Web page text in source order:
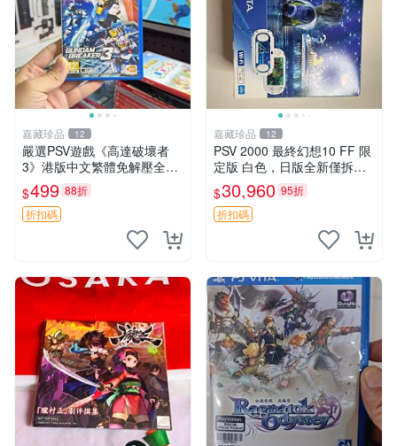
嘉藏珍品 12
嚴選PSV遊戲《高達破壞者
3》港版中文繁體免解壓全Do
wnload 高達 破壞者3 PS Vita
$499 88折
折扣碼
嘉藏珍品 12
PSV 2000 最終幻想10 FF 限
定版 白色，日版全新僅拆封
未激活，游戲未拆封，原裝游
戲卡帶，配件齊全：說明書，
保修卡，USB數據線，充電器
$30,960 95折
折扣碼